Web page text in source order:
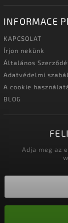
INFORMACE
KAPCSOLAT
Írjon nekünk
Általános
Adatvédelmi
A cookie
BLOG
Adja meg az